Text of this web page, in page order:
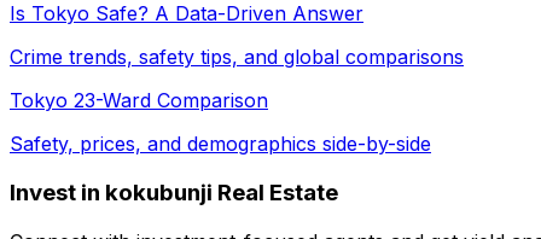
Is Tokyo Safe? A Data-Driven Answer
Crime trends, safety tips, and global comparisons
Tokyo 23-Ward Comparison
Safety, prices, and demographics side-by-side
Invest in kokubunji Real Estate